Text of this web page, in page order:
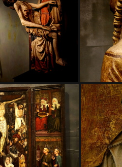
EZS6246